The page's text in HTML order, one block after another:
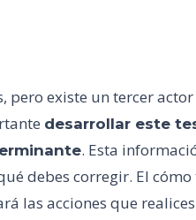
pero existe un tercer
desarrollar este
. Esta
debes corregir. El
las acciones que